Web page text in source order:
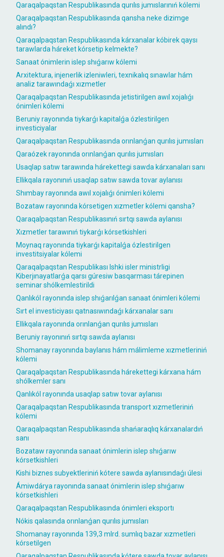
Qaraqalpaqstan Respublikasında qurılıs jumıslarınıń kólemi
Qaraqalpaqstan Respublikasında qansha neke dizimge
alındı?
Qaraqalpaqstan Respublikasında kárxanalar kóbirek qaysı
tarawlarda háreket kórsetip kelmekte?
Sanaat ónimlerin islep shıǵarıw kólemi
Arxitektura, injenerlik izleniwleri, texnikalıq sınawlar hám
analiz tarawındaǵı xızmetler
Qaraqalpaqstan Respublikasında jetistirilgen awıl xojalıǵı
ónimleri kólemi
Beruniy rayonında tiykarǵı kapitalǵa ózlestirilgen
investiciyalar
Qaraqalpaqstan Respublikasında orınlanǵan qurılıs jumısları
Qaraózek rayonında orınlanǵan qurılıs jumısları
Usaqlap satıw tarawında hárekettegi sawda kárxanaları sanı
Ellikqala rayonınıń usaqlap satıw sawda tovar aylanısı
Shımbay rayonında awıl xojalıǵı ónimleri kólemi
Bozataw rayonında kórsetigen xızmetler kólemi qansha?
Qaraqalpaqstan Respublikasınıń sırtqı sawda aylanısı
Xızmetler tarawınıń tiykarǵı kórsetkishleri
Moynaq rayonında tiykarǵı kapitalǵa ózlestirilgen
investitsiyalar kólemi
Qaraqalpaqstan Respublikası Ishki isler ministrligi
Kiberjınayatlarǵa qarsı gúresiw basqarması tárepinen
seminar shólkemlestirildi
Qanlıkól rayonında islep shıǵarılǵan sanaat ónimleri kólemi
Sırt el investiciyası qatnasıwındaǵı kárxanalar sanı
Ellikqala rayonında orınlanǵan qurılıs jumısları
Beruniy rayonınıń sırtqı sawda aylanısı
Shomanay rayonında baylanıs hám málimleme xızmetleriniń
kólemi
Qaraqalpaqstan Respublikasında hárekettegi kárxana hám
shólkemler sanı
Qanlıkól rayonında usaqlap satıw tovar aylanısı
Qaraqalpaqstan Respublikasında transport xızmetleriniń
kólemi
Qaraqalpaqstan Respublikasında shańaraqlıq kárxanalardıń
sanı
Bozataw rayonında sanaat ónimlerin islep shıǵarıw
kórsetkishleri
Kishi biznes subyektleriniń kótere sawda aylanısındaǵı úlesi
Ámiwdárya rayonında sanaat ónimlerin islep shıǵarıw
kórsetkishleri
Qaraqalpaqstan Respublikasında ónimleri eksportı
Nókis qalasında orınlanǵan qurılıs jumısları
Shomanay rayonında 139,3 mlrd. sumlıq bazar xızmetleri
kórsetilgen